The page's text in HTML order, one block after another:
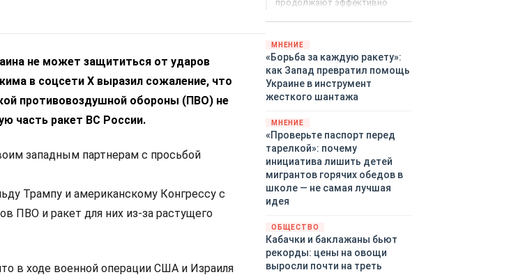
не может защититься от ударов
в соцсети Х выразил сожаление, что
противовоздушной обороны (ПВО) не
часть ракет ВС России.
западным партнерам с просьбой
Трампу и американскому Конгрессу с
ПВО и ракет для них из-за растущего
в ходе военной операции США и Израиля
продолжают эффективно
МНЕНИЕ
«Борьба за каждую ракету»:
как Запад превратил помощь
Украине в инструмент
жесткого шантажа
МНЕНИЕ
«Проверьте паспорт перед
тарелкой»: почему
инициатива лишить детей
мигрантов горячих обедов в
школе — не самая лучшая
идея
ОБЩЕСТВО
Кабачки и баклажаны бьют
рекорды: цены на овощи
выросли почти на треть